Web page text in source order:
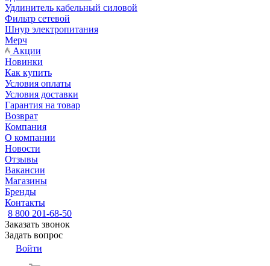
Удлинитель кабельный силовой
Фильтр сетевой
Шнур электропитания
Мерч
Акции
Новинки
Как купить
Условия оплаты
Условия доставки
Гарантия на товар
Возврат
Компания
О компании
Новости
Отзывы
Вакансии
Магазины
Бренды
Контакты
8 800 201-68-50
Заказать звонок
Задать вопрос
Войти